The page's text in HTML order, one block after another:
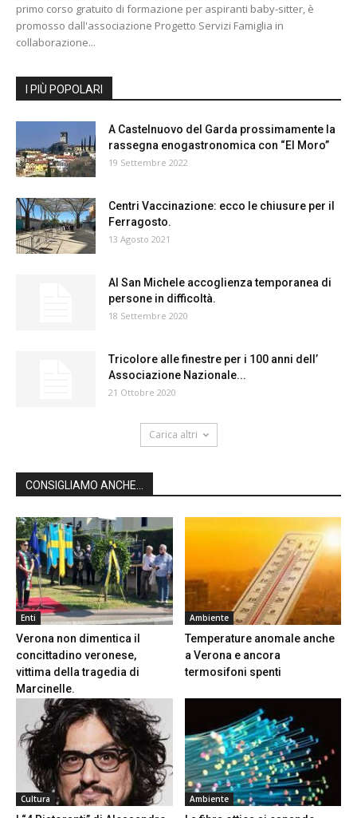
primo corso gratuito di formazione per aspiranti baby-sitter, è
promosso dall'associazione Progetto Servizi Famiglia in
collaborazione...
I PIÙ POPOLARI
A Castelnuovo del Garda prossimamente la
rassegna enogastronomica con “El Moro”
19 Settembre 2022
Centri Vaccinazione: ecco le chiusure per il
Ferragosto.
13 Agosto 2021
Al San Michele accoglienza temporanea di
persone in difficoltà.
18 Settembre 2020
Tricolore alle finestre per i 100 anni dell’
Associazione Nazionale...
21 Ottobre 2020
Carica altri
CONSIGLIAMO ANCHE...
Enti
Verona non dimentica il
concittadino veronese,
vittima della tragedia di
Marcinelle.
Ambiente
Temperature anomale anche
a Verona e ancora
termosifoni spenti
Cultura Ambiente